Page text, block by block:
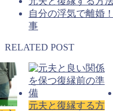
自分の浮気で離婚
事
RELATED POST
元夫と復縁する方